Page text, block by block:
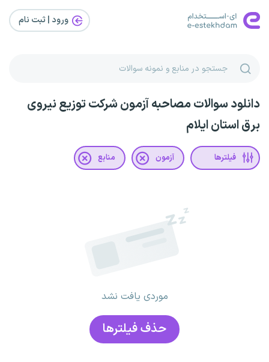
ورود | ثبت‌ نام
دانلود سوالات مصاحبه آزمون شرکت توزیع نیروی
برق استان ایلام
فیلترها آزمون منابع
موردی یافت نشد
حذف فیلتر‌ها